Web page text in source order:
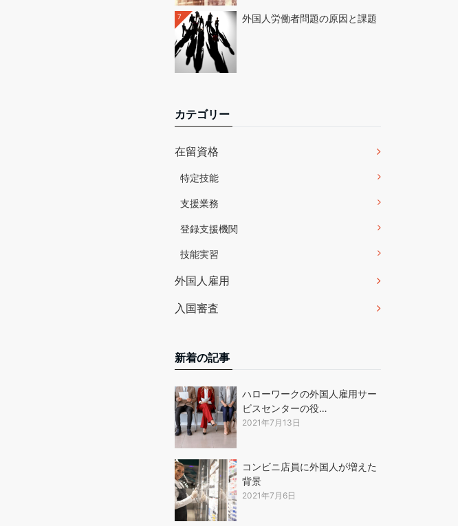
7 外国人労働者問題の原因と課題
カテゴリー
在留資格
特定技能
支援業務
登録支援機関
技能実習
外国人雇用
入国審査
新着の記事
ハローワークの外国人雇用サー
ビスセンターの役…
2021年7月13日
コンビニ店員に外国人が増えた
背景
2021年7月6日